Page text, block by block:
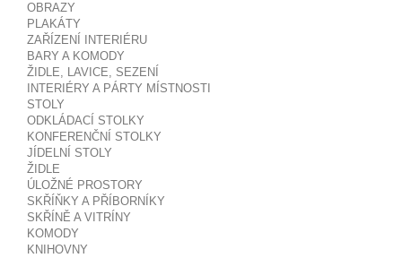
OBRAZY
PLAKÁTY
ZAŘÍZENÍ INTERIÉRU
BARY A KOMODY
ŽIDLE, LAVICE, SEZENÍ
INTERIÉRY A PÁRTY MÍSTNOSTI
STOLY
ODKLÁDACÍ STOLKY
KONFERENČNÍ STOLKY
JÍDELNÍ STOLY
ŽIDLE
ÚLOŽNÉ PROSTORY
SKŘÍŇKY A PŘÍBORNÍKY
SKŘÍNĚ A VITRÍNY
KOMODY
KNIHOVNY